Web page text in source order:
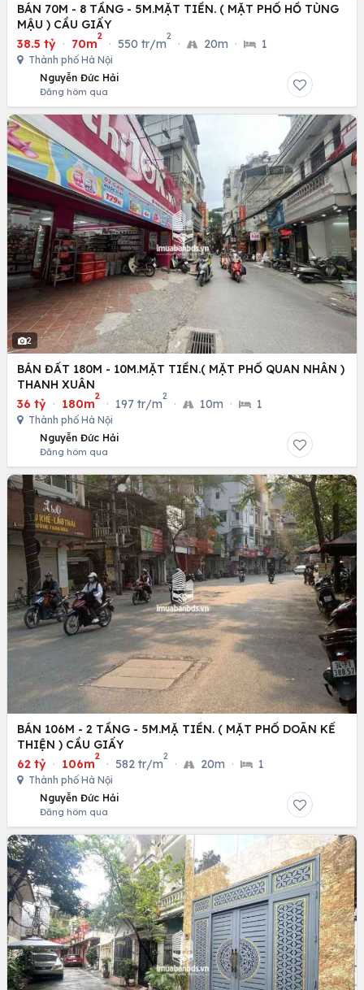
BÁN 70M - 8 TẦNG - 5M.MẶT TIỀN. ( MẶT PHỐ HỒ TÙNG
MẬU ) CẦU GIẤY
38.5 tỷ · 70m
2
· 550 tr/m
2
· 20m · 1
Thành phố Hà Nội
Nguyễn Đức Hải
Đăng hôm qua
2
BÁN ĐẤT 180M - 10M.MẶT TIỀN.( MẶT PHỐ QUAN NHÂN )
THANH XUÂN
36 tỷ · 180m
2
· 197 tr/m
2
· 10m · 1
Thành phố Hà Nội
Nguyễn Đức Hải
Đăng hôm qua
BÁN 106M - 2 TẦNG - 5M.MẶ TIỀN. ( MẶT PHỐ DOÃN KẾ
THIỆN ) CẦU GIẤY
62 tỷ · 106m
2
· 582 tr/m
2
· 20m · 1
Thành phố Hà Nội
Nguyễn Đức Hải
Đăng hôm qua